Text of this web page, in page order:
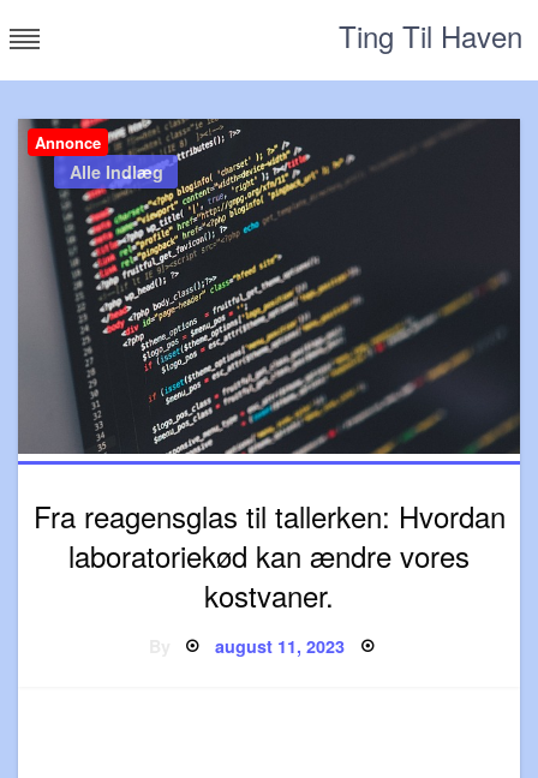
to
Ting Til Haven
Annonce
Alle Indlæg
Fra reagensglas til tallerken: Hvordan
laboratoriekød kan ændre vores
kostvaner.
Posted
on
august 11, 2023